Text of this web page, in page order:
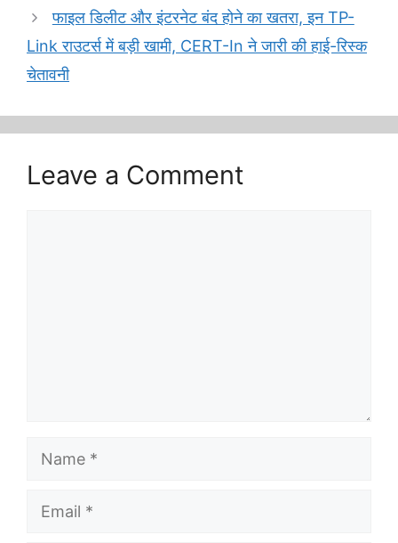
फाइल डिलीट और इंटरनेट बंद होने का खतरा, इन TP-
Link राउटर्स में बड़ी खामी, CERT-In ने जारी की हाई-रिस्क
चेतावनी
Leave a Comment
Name
Email